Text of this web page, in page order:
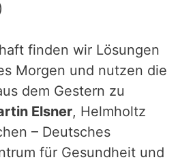
finden wir Lösungen
Morgen und nutzen die
dem Gestern zu
Elsner, Helmholtz
– Deutsches
für Gesundheit und